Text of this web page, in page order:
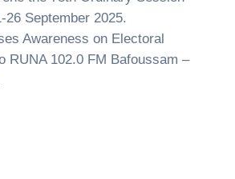
26 September 2025.
Awareness on Electoral
RUNA 102.0 FM Bafoussam –